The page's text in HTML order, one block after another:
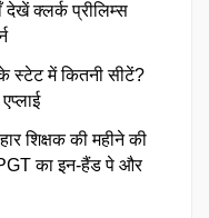
क्लर्क प्रीलिम्स
स्टेट में कितनी सीटें?
शिक्षक की महीने की
का इन-हैंड पे और